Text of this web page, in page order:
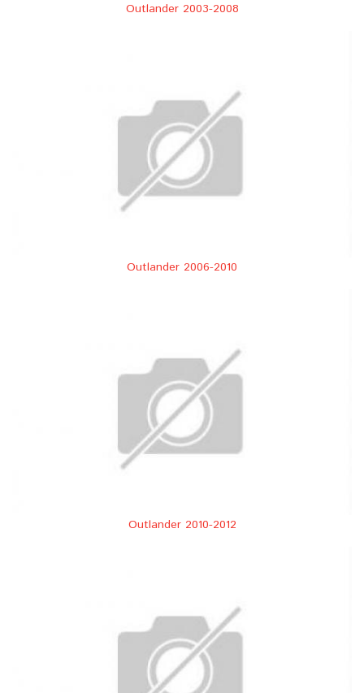
Outlander 2003-2008
Outlander 2006-2010
Outlander 2010-2012